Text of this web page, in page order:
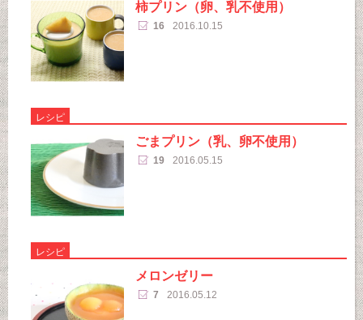
柿プリン（卵、乳不使用）
16 2016.10.15
レシピ
ごまプリン（乳、卵不使用）
19 2016.05.15
レシピ
メロンゼリー
7 2016.05.12